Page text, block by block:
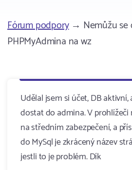
Fórum podpory→ Nemůžu se
PHPMyAdmina na wz
Udělal jsem si účet, DB
dostat do admina. V
na středním zabezpečení, a
do MySql je zkrácený název
jestli to je problém. Dík